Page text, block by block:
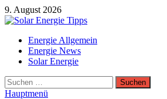
Zum
Inhalt
9. August 2026
Solar Energie Tipps
Solar Energie und Photovoltaik
Energie Allgemein
Energie News
Solar Energie
Suchen
nach:
Hauptmenü